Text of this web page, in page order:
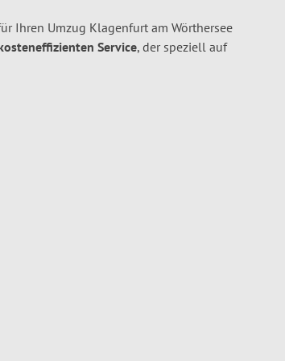
Ihren Umzug Klagenfurt am Wörthersee
Service, der speziell auf